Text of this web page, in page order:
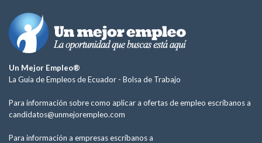
Un Mejor Empleo®
La Guía de Empleos de Ecuador - Bolsa de Trabajo
Para información sobre como aplicar a ofertas de empleo escríbanos a
candidatos@unmejorempleo.com
Para información a empresas escríbanos a